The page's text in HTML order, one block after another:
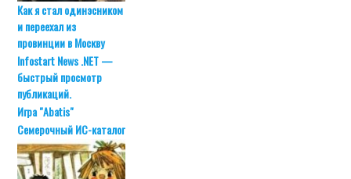
Как я стал одинэсником
и переехал из
провинции в Москву
Infostart News .NET —
быстрый просмотр
публикаций.
Игра "Abatis"
Семерочный ИС-каталог